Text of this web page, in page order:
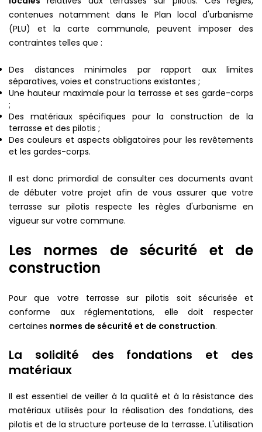
contenues notamment dans le Plan local d'urbanisme
(PLU) et la carte communale, peuvent imposer des
contraintes telles que :
Des distances minimales par rapport aux limites
séparatives, voies et constructions existantes ;
Une hauteur maximale pour la terrasse et ses garde-corps
;
Des matériaux spécifiques pour la construction de la
terrasse et des pilotis ;
Des couleurs et aspects obligatoires pour les revêtements
et les gardes-corps.
Il est donc primordial de consulter ces documents avant
de débuter votre projet afin de vous assurer que votre
terrasse sur pilotis respecte les règles d'urbanisme en
vigueur sur votre commune.
Les normes de sécurité et de
construction
Pour que votre terrasse sur pilotis soit sécurisée et
conforme aux réglementations, elle doit respecter
certaines normes de sécurité et de construction.
La solidité des fondations et des
matériaux
Il est essentiel de veiller à la qualité et à la résistance des
matériaux utilisés pour la réalisation des fondations, des
pilotis et de la structure porteuse de la terrasse. L'utilisation